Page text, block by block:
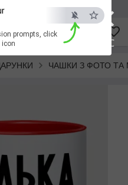
×
ESC
prompts, click
icon
ЧАШКИ З ФОТО